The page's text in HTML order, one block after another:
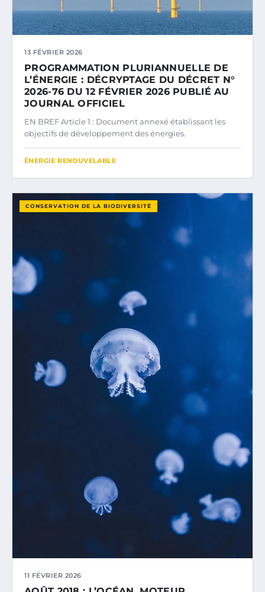
13 FÉVRIER 2026
PROGRAMMATION PLURIANNUELLE DE
L’ÉNERGIE : DÉCRYPTAGE DU DÉCRET N°
2026-76 DU 12 FÉVRIER 2026 PUBLIÉ AU
JOURNAL OFFICIEL
EN BREF Article 1 : Document annexé établissant les
objectifs de développement des énergies.
ÉNERGIE RENOUVELABLE
CONSERVATION DE LA BIODIVERSITÉ
11 FÉVRIER 2026